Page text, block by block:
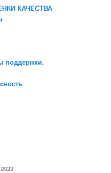
КАЧЕСТВА
поддержки.